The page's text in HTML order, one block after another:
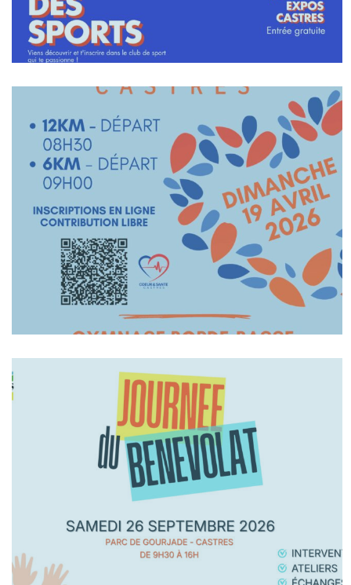
En Savoir +
En Savoir +